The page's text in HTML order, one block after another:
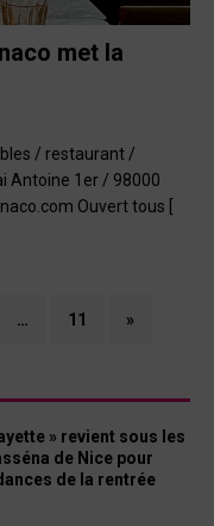
met la
/ restaurant /
Antoine 1er / 98000
Ouvert tous [
… 11 »
» revient sous les
de Nice pour
de la rentrée